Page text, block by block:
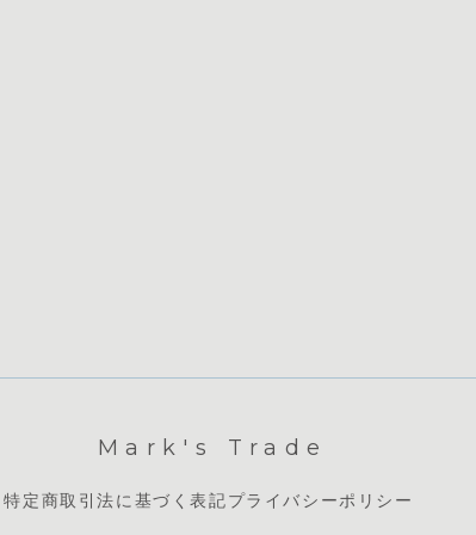
Mark's Trade
特定商取引法に基づく表記プライバシーポリシー